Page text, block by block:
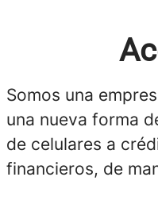
Somos una
una nueva forma
de celulares a
financieros, de